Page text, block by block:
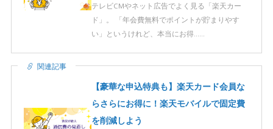
テレビCMやネット広告でよく見る「楽天カー
ド」。 「年会費無料でポイントが貯まりやす
い」というけれど、本当にお得……
関連記事
【豪華な申込特典も】楽天カード会員な
らさらにお得に！楽天モバイルで固定費
を削減しよう